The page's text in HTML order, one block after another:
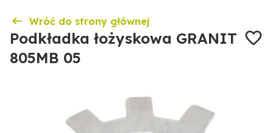
Wróć do strony głównej
Podkładka łożyskowa GRANIT
805MB 05